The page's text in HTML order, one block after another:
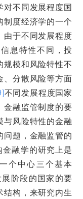
不同发展程度国
制度经济学的一个
由于不同发展程度
息特性不同，投
规模和风险特性不
、分散风险等方面
不同发展程度国家
金融监管制度的要
与风险特性的金融
问题，金融监管的
金融学的研究上是
个中心三个基本
阶段的国家的要
结构，来研究内生